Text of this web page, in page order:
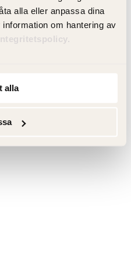
alla eller anpassa dina
om hantering av
alla